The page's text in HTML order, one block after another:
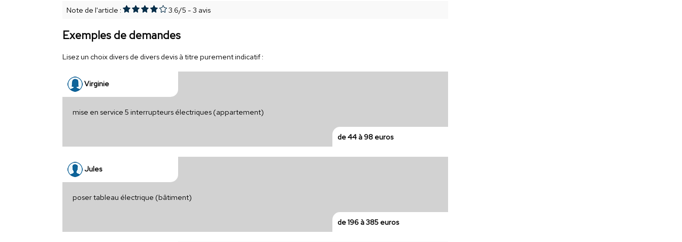
Note de l'article : 3.6/5 - 3 avis
Exemples de demandes
Lisez un choix divers de divers devis à titre purement indicatif :
Virginie
mise en service 5 interrupteurs électriques (appartement)
de 44 à 98 euros
Jules
poser tableau électrique (bâtiment)
de 196 à 385 euros